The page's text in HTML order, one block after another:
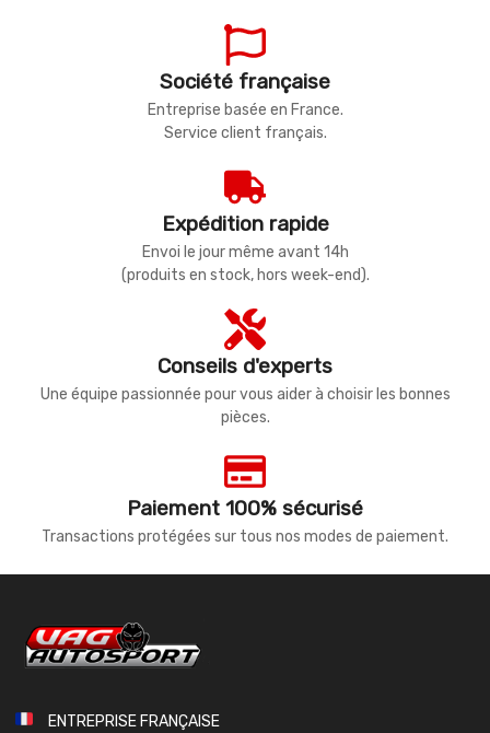
Société française
Entreprise basée en France.
Service client français.
Expédition rapide
Envoi le jour même avant 14h
(produits en stock, hors week-end).
Conseils d'experts
Une équipe passionnée pour vous aider à choisir les bonnes
pièces.
Paiement 100% sécurisé
Transactions protégées sur tous nos modes de paiement.
ENTREPRISE FRANÇAISE